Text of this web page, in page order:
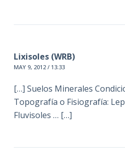
Lixisoles (WRB)
MAY 9, 2012 / 13:33
[…] Suelos Minerales
Topografía o Fisiografía:
Fluvisoles … […]